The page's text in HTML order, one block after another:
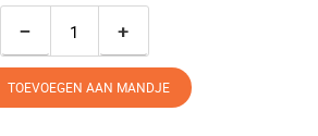
− +
TOEVOEGEN AAN MANDJE